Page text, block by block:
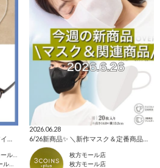
３COINS＋plusイオンモール上尾
3COINS+plus イオンモール上尾店
2026.06.28
6/26新商品✨ ＼新作マスク＆定番商品ご紹介／
枚方モール店
枚方モール店